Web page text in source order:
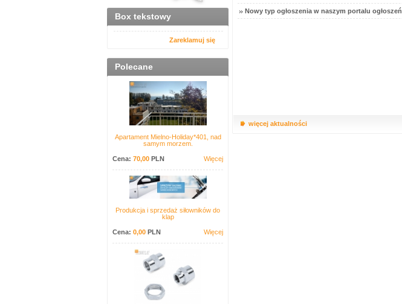
Box tekstowy
Zareklamuj się
Polecane
Apartament Mielno-Holiday*401, nad
samym morzem.
Cena: 70,00 PLN Więcej
Produkcja i sprzedaż siłowników do
klap
Cena: 0,00 PLN Więcej
Nowy typ ogłoszenia w naszym portalu ogłoszeń
więcej aktualności